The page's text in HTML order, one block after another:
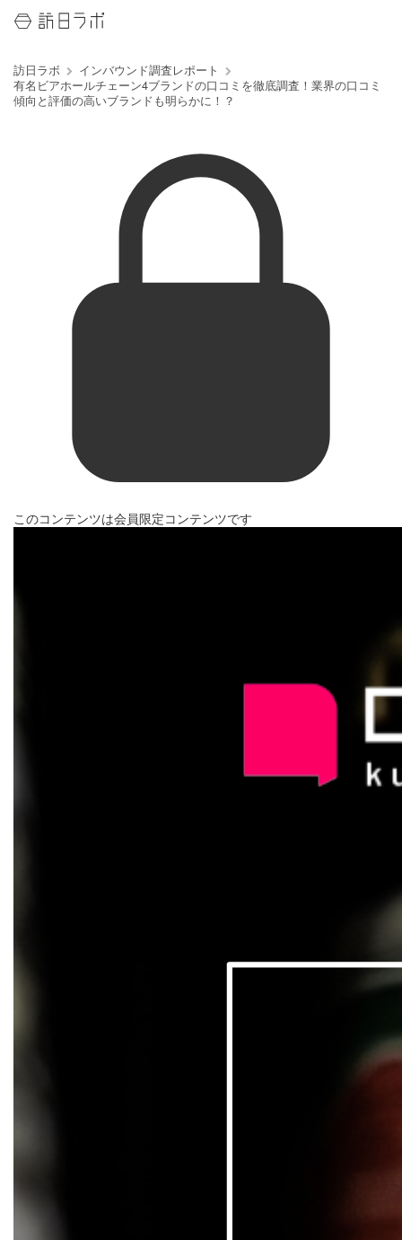
訪日ラボ
インバウンド調査レポート
有名ビアホールチェーン4ブランドの口コミを徹底調査！業界の口コミ
傾向と評価の高いブランドも明らかに！？
このコンテンツは会員限定コンテンツです